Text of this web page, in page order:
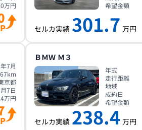
万円
希望金額
セルカ実績 301.7 万円
7月
km
京都
7日
万円
ＢＭＷ Ｍ３
年式
走行距離
地域
成約日
希望金額
セルカ実績 238.4 万円